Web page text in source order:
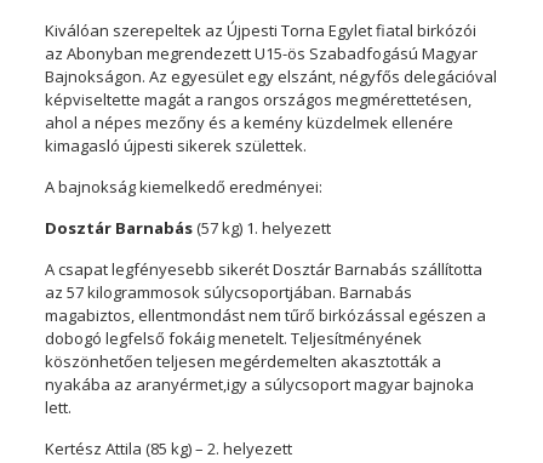
Kiválóan szerepeltek az Újpesti Torna Egylet fiatal birkózói
az Abonyban megrendezett U15-ös Szabadfogású Magyar
Bajnokságon. Az egyesület egy elszánt, négyfős delegációval
képviseltette magát a rangos országos megmérettetésen,
ahol a népes mezőny és a kemény küzdelmek ellenére
kimagasló újpesti sikerek születtek.
A bajnokság kiemelkedő eredményei:
Dosztár Barnabás(57 kg) 1. helyezett
A csapat legfényesebb sikerét Dosztár Barnabás szállította
az 57 kilogrammosok súlycsoportjában. Barnabás
magabiztos, ellentmondást nem tűrő birkózással egészen a
dobogó legfelső fokáig menetelt. Teljesítményének
köszönhetően teljesen megérdemelten akasztották a
nyakába az aranyérmet,igy a súlycsoport magyar bajnoka
lett.
Kertész Attila (85 kg) – 2. helyezett